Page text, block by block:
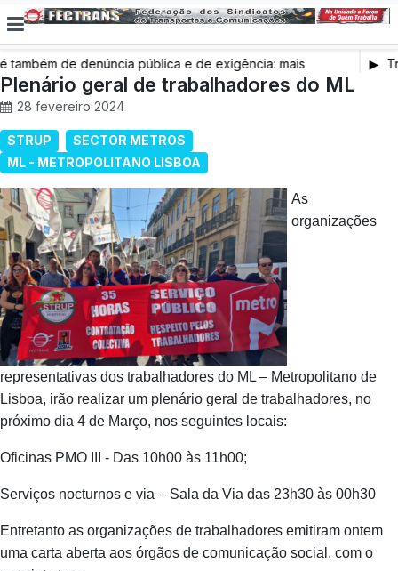
também de denúncia pública e de exigência: mais
saúde, mais condições de trabalho e mais SNS
Plenário geral de trabalhadores do ML
28 fevereiro 2024
STRUP
SECTOR METROS
ML - METROPOLITANO LISBOA
As
organizações
representativas dos trabalhadores do ML – Metropolitano de
Lisboa, irão realizar um plenário geral de trabalhadores, no
próximo dia 4 de Março, nos seguintes locais:
Oficinas PMO III - Das 10h00 às 11h00;
Serviços nocturnos e via – Sala da Via das 23h30 às 00h30
Entretanto as organizações de trabalhadores emitiram ontem
uma carta aberta aos órgãos de comunicação social, com o